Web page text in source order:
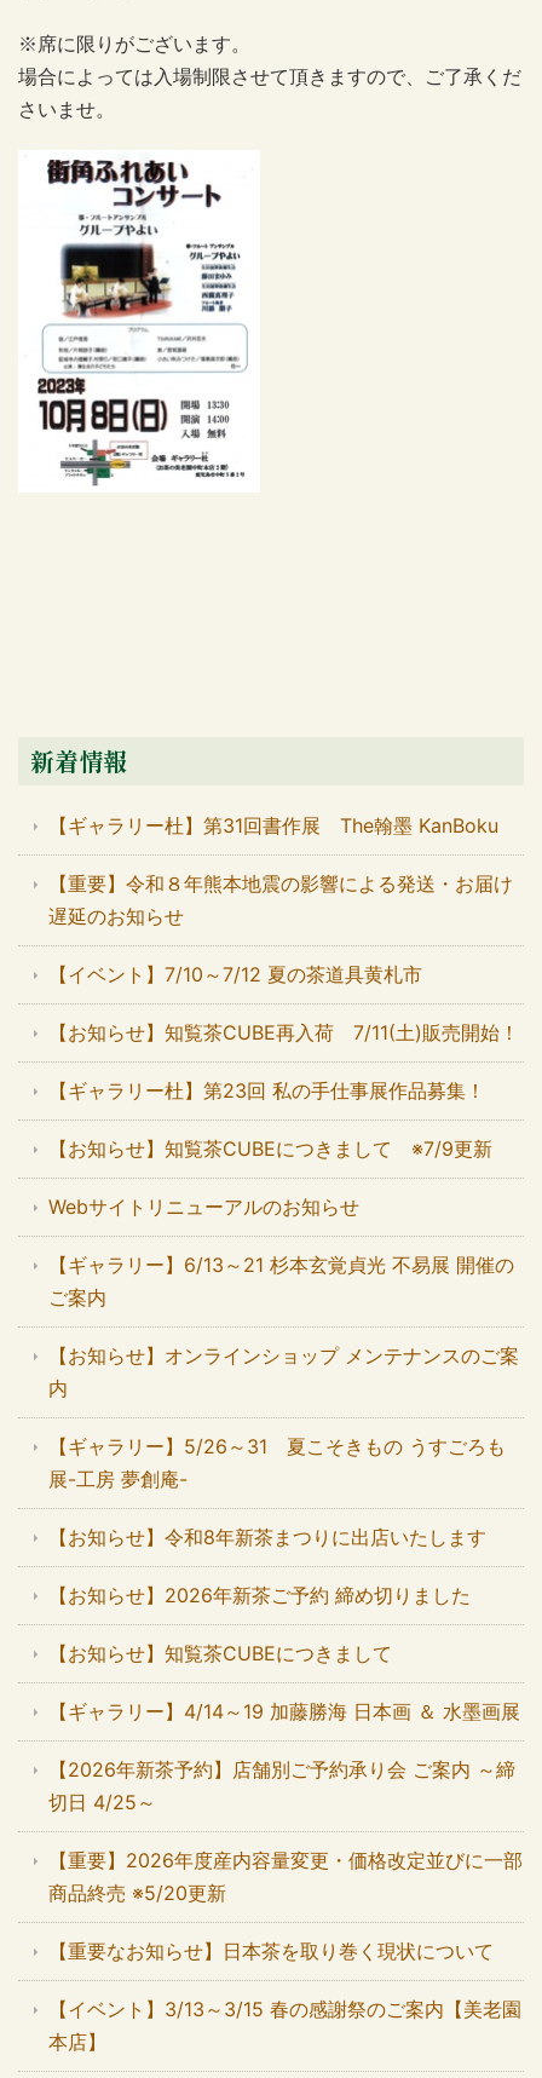
※席に限りがございます。
場合によっては入場制限させて頂きますので、ご了承くだ
さいませ。
新着情報
【ギャラリー杜】第31回書作展 The翰墨 KanBoku
【重要】令和８年熊本地震の影響による発送・お届け
遅延のお知らせ
【イベント】7/10～7/12 夏の茶道具黄札市
【お知らせ】知覧茶CUBE再入荷 7/11(土)販売開始！
【ギャラリー杜】第23回 私の手仕事展作品募集！
【お知らせ】知覧茶CUBEにつきまして ※7/9更新
Webサイトリニューアルのお知らせ
【ギャラリー】6/13～21 杉本玄覚貞光 不易展 開催の
ご案内
【お知らせ】オンラインショップ メンテナンスのご案
内
【ギャラリー】5/26～31 夏こそきもの うすごろも
展-工房 夢創庵-
【お知らせ】令和8年新茶まつりに出店いたします
【お知らせ】2026年新茶ご予約 締め切りました
【お知らせ】知覧茶CUBEにつきまして
【ギャラリー】4/14～19 加藤勝海 日本画 ＆ 水墨画展
【2026年新茶予約】店舗別ご予約承り会 ご案内 ～締
切日 4/25～
【重要】2026年度産内容量変更・価格改定並びに一部
商品終売 ※5/20更新
【重要なお知らせ】日本茶を取り巻く現状について
【イベント】3/13～3/15 春の感謝祭のご案内【美老園
本店】